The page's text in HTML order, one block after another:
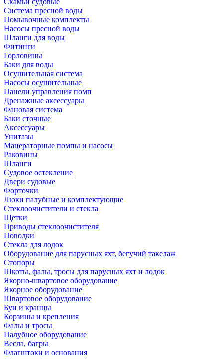
Скамьи судовые
Система пресной воды
Помывочные комплекты
Насосы пресной воды
Шланги для воды
Фитинги
Горловины
Баки для воды
Осушительная система
Насосы осушительные
Панели управления помп
Дренажные аксессуары
Фановая система
Баки сточные
Аксессуары
Унитазы
Мацераторные помпы и насосы
Раковины
Шланги
Судовое остекление
Двери судовые
Форточки
Люки палубные и комплектующие
Стеклоочистители и стекла
Щетки
Приводы стеклоочистителя
Поводки
Стекла для лодок
Оборудование для парусных яхт, бегучий такелаж
Стопоры
Шкоты, фалы, тросы для парусных яхт и лодок
Якорно-швартовое оборудование
Якорное оборудование
Швартовое оборудование
Буи и кранцы
Корзины и крепления
Фалы и тросы
Палубное оборудование
Весла, багры
Флагштоки и основания